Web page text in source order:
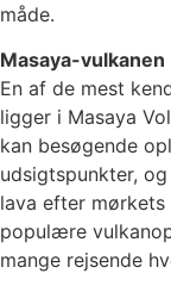
måde.
Masaya-vulkanen
En af de mest
ligger i Masaya
kan besøgende
udsigtspunkter,
lava efter
populære
mange rejsende